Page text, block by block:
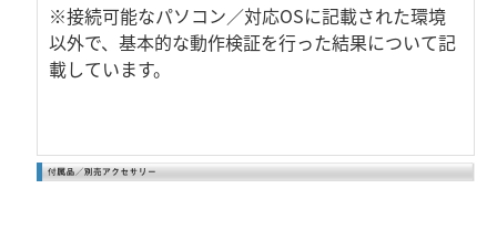
※接続可能なパソコン／対応OSに記載された環境
以外で、基本的な動作検証を行った結果について記
載しています。